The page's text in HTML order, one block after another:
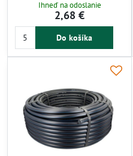
odolnosťou voči tlaku, UV žiareniu a
poveternostným vplyvom. Materiál
HDPE zaručuje dlhú životnosť a
jednoduchú manipuláciu. Vhodná je
zabezpečuje spoľahlivý prenos vody
Ihneď na odoslanie
2,68 €
Do košíka